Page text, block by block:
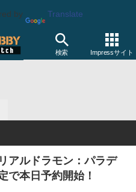
by Translate
検索 Impressサイト
アルドラモン：パラデ
で本日予約開始！